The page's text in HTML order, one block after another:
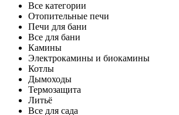
Все категории
Отопительные печи
Печи для бани
Все для бани
Камины
Электрокамины и биокамины
Котлы
Дымоходы
Термозащита
Литьё
Все для сада